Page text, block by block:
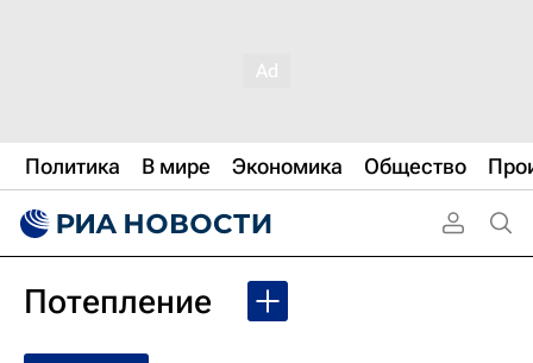
Политика В мире Экономика Общество
Потепление